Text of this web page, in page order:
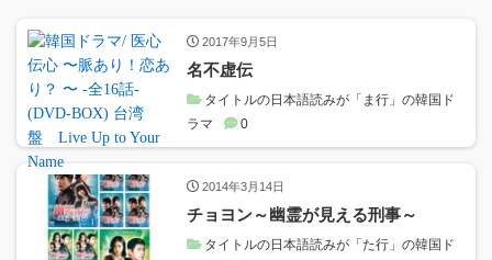
2017年9月5日
名不虚伝
タイトルの日本語読みが「ま行」の韓国ド
ラマ
0
2014年3月14日
チョヨン～幽霊が見える刑事～
タイトルの日本語読みが「た行」の韓国ド